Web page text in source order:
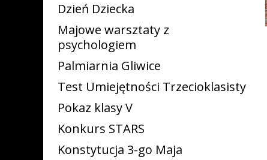
Dzień Dziecka
Majowe warsztaty z
psychologiem
Palmiarnia Gliwice
Test Umiejętności Trzecioklasisty
Pokaz klasy V
Konkurs STARS
Konstytucja 3-go Maja